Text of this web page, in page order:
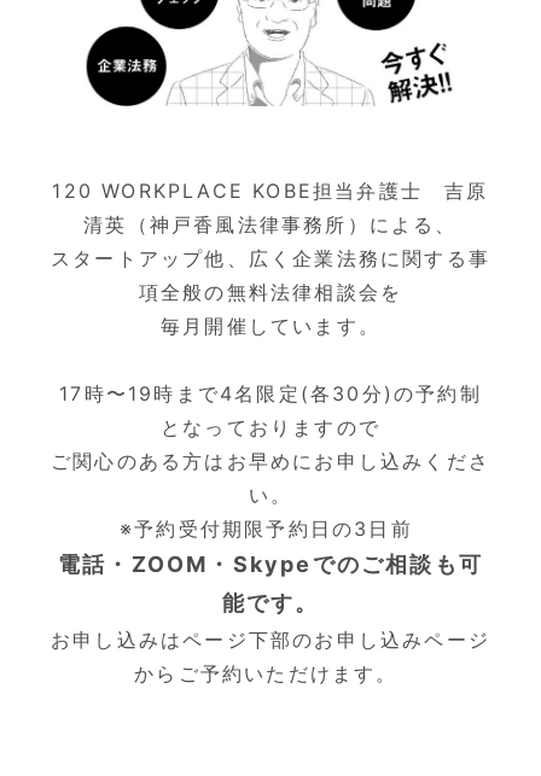
120 WORKPLACE KOBE担当弁護士 吉原
清英（神戸香風法律事務所）による、
スタートアップ他、広く企業法務に関する事
項全般の無料法律相談会を
毎月開催しています。
17時〜19時まで4名限定(各30分)の予約制
となっておりますので
ご関心のある方はお早めにお申し込みくださ
い。
※予約受付期限予約日の3日前
電話・ZOOM・Skypeでのご相談も可
能です。
お申し込みはページ下部のお申し込みページ
からご予約いただけます。